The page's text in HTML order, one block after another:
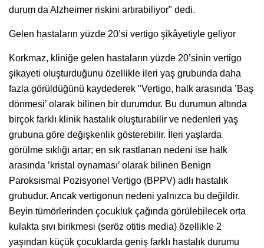
durum da Alzheimer riskini artırabiliyor" dedi.
Gelen hastaların yüzde 20’si vertigo şikâyetiyle geliyor
Korkmaz, kliniğe gelen hastaların yüzde 20’sinin vertigo
şikayeti oluşturduğunu özellikle ileri yaş grubunda daha
fazla görüldüğünü kaydederek "Vertigo, halk arasında ’Baş
dönmesi’ olarak bilinen bir durumdur. Bu durumun altında
birçok farklı klinik hastalık oluşturabilir ve nedenleri yaş
grubuna göre değişkenlik gösterebilir. İleri yaşlarda
görülme sıklığı artar; en sık rastlanan nedeni ise halk
arasında ’kristal oynaması’ olarak bilinen Benign
Paroksismal Pozisyonel Vertigo (BPPV) adlı hastalık
grubudur. Ancak vertigonun nedeni yalnızca bu değildir.
Beyin tümörlerinden çocukluk çağında görülebilecek orta
kulakta sıvı birikmesi (seröz otitis media) özellikle 2
yaşından küçük çocuklarda geniş farklı hastalık durumu